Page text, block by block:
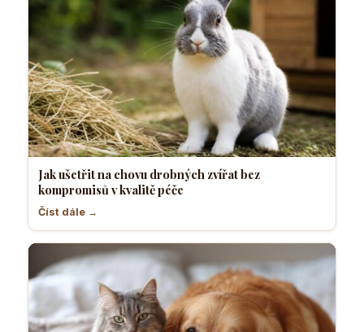
Jak ušetřit na chovu drobných zvířat bez
kompromisů v kvalitě péče
Číst dále →